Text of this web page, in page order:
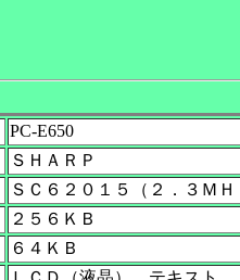
PC-E650
ＳＨＡＲＰ
ＳＣ６２０１５（２．３ＭＨ
２５６ＫＢ
６４ＫＢ